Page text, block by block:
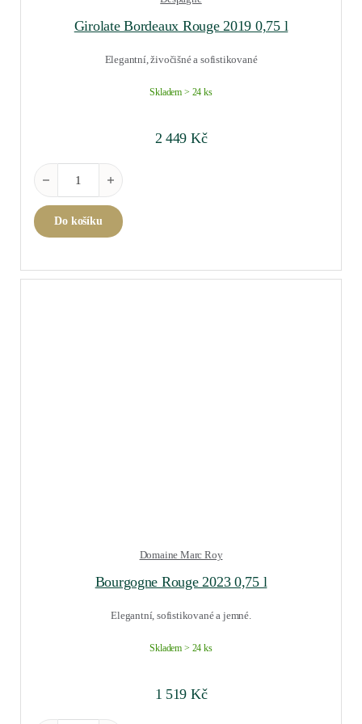
Girolate Bordeaux Rouge 2019 0,75 l
Elegantní, živočišné a sofistikované
Skladem > 24 ks
2 449 Kč
Girolate Bordeaux Rouge 2019 0,75 l množství
Do košíku
Domaine Marc Roy
Bourgogne Rouge 2023 0,75 l
Elegantní, sofistikované a jemné.
Skladem > 24 ks
1 519 Kč